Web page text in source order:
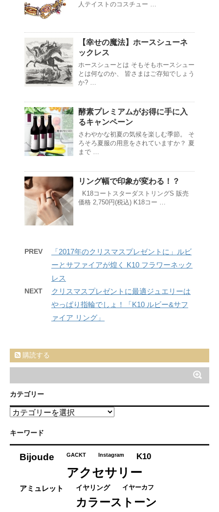
人テイストのコスチュー …
【幸せの魔法】ホースシューネ
ックレス
ホースシューとは そもそもホースシュー
とは何なのか、 皆さまはご存知でしょう
か? …
酵素プレミアムがお得に手に入
るキャンペーン
さわやかな初夏の気候を楽しむ季節。 そ
ろそろ夏服の用意をされていますか？ 夏
まで …
リング幅で印象が変わる！？
K18コートスターダストリングS 販売
価格 2,750円(税込) K18コー …
PREV
「2017年のクリスマスプレゼントに」ルビ
ーとサファイアが煌く K10 フラワーネック
レス
NEXT
クリスマスプレゼントに最適ジュエリーは
やっぱり指輪でしょ！「K10 ルビー&サフ
ァイア リング」
購読する
カテゴリー
カ
ゴ
リ
キーワード
Bijoude GACKT Instagram K10
アクセサリー
アミュレット イヤリング イヤーカフ
カラーストーン